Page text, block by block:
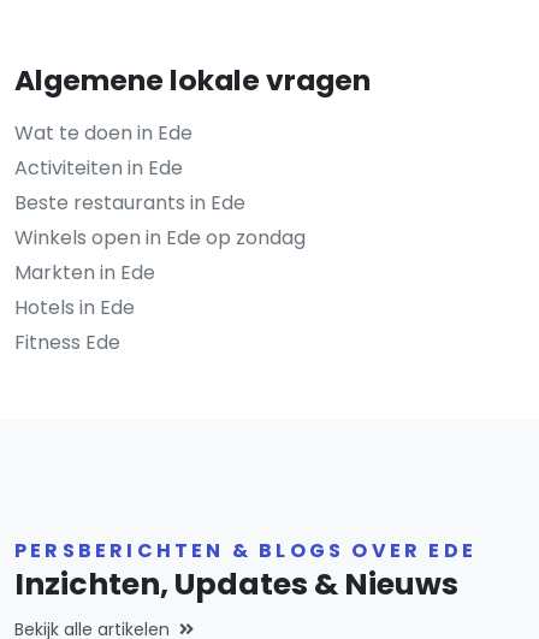
Algemene lokale vragen
Wat te doen in Ede
Activiteiten in Ede
Beste restaurants in Ede
Winkels open in Ede op zondag
Markten in Ede
Hotels in Ede
Fitness Ede
PERSBERICHTEN & BLOGS OVER EDE
Inzichten, Updates & Nieuws
Bekijk alle artikelen